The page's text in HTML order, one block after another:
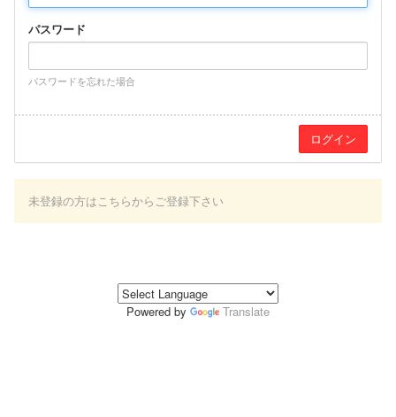
パスワード
パスワードを忘れた場合
未登録の方はこちらからご登録下さい
Powered by Translate